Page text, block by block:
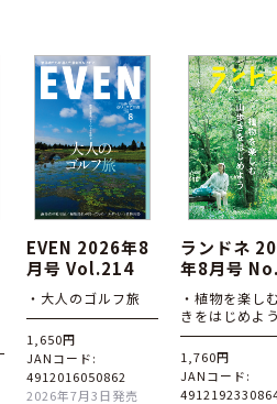
EVEN 2026年8
月号 Vol.214
・大人のゴルフ旅
1,650円
JANコード:
4912016050862
2026年7月3日発売
ランドネ
年8月号
・植物を楽し
きをはじめよう
1,760円
JANコード: